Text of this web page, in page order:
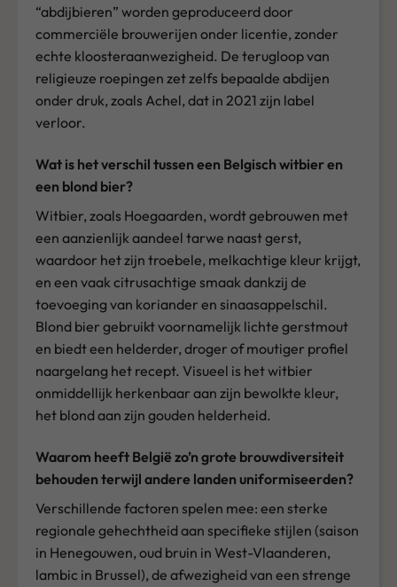
“abdijbieren” worden geproduceerd door
commerciële brouwerijen onder licentie, zonder
echte kloosteraanwezigheid. De terugloop van
religieuze roepingen zet zelfs bepaalde abdijen
onder druk, zoals Achel, dat in 2021 zijn label
verloor.
Wat is het verschil tussen een Belgisch witbier en
een blond bier?
Witbier, zoals Hoegaarden, wordt gebrouwen met
een aanzienlijk aandeel tarwe naast gerst,
waardoor het zijn troebele, melkachtige kleur krijgt,
en een vaak citrusachtige smaak dankzij de
toevoeging van koriander en sinaasappelschil.
Blond bier gebruikt voornamelijk lichte gerstmout
en biedt een helderder, droger of moutiger profiel
naargelang het recept. Visueel is het witbier
onmiddellijk herkenbaar aan zijn bewolkte kleur,
het blond aan zijn gouden helderheid.
Waarom heeft België zo’n grote brouwdiversiteit
behouden terwijl andere landen uniformiseerden?
Verschillende factoren spelen mee: een sterke
regionale gehechtheid aan specifieke stijlen (saison
in Henegouwen, oud bruin in West-Vlaanderen,
lambic in Brussel), de afwezigheid van een strenge